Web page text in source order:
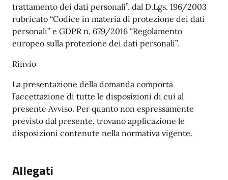
trattamento dei dati personali”, dal D.Lgs. 196/2003
rubricato “Codice in materia di protezione dei dati
personali” e GDPR n. 679/2016 “Regolamento
europeo sulla protezione dei dati personali”.
Rinvio
La presentazione della domanda comporta
l’accettazione di tutte le disposizioni di cui al
presente Avviso. Per quanto non espressamente
previsto dal presente, trovano applicazione le
disposizioni contenute nella normativa vigente.
Allegati